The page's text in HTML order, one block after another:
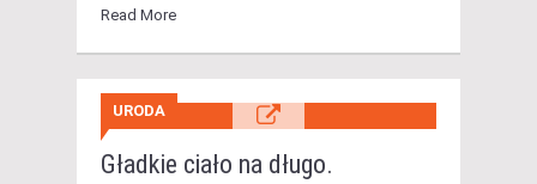
Read More
URODA
Gładkie ciało na długo.